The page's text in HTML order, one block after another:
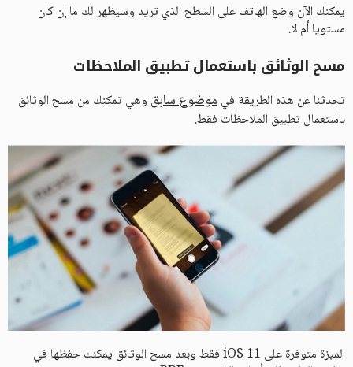
يمكنك الآن وضع الهاتف على السطح الذي تريد وسيظهر لك ما إن كان
مستويا أم لا.
مسح الوثائق باستعمال تطبيق الملاحظات
تحدثنا عن هذه الطريقة فيموضوع سابق وهي تمكنك من مسح الوثائق
باستعمال تطبيق الملاحظات فقط.
الميزة متوفرة على iOS 11 فقط وبعد مسح الوثائق يمكنك حفظها في